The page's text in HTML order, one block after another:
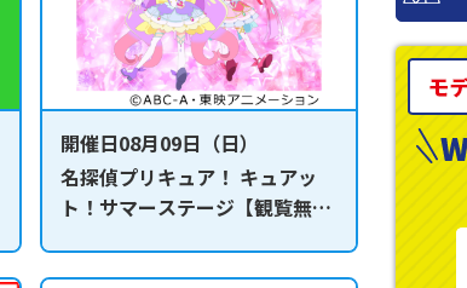
開催日08月09日（日）
名探偵プリキュア！ キュアッ
ト！サマーステージ【観覧無